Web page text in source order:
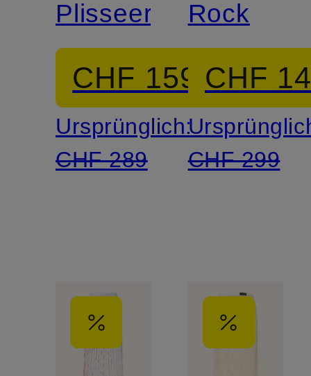
Plisseerock
CHF 159
Ursprünglich:
CHF 289
Rock
CHF
CHF 299